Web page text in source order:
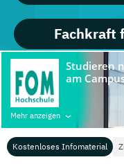
Kostenloses Infomaterial
Mehr anzeigen
Fachkraft
Farb-,
Fit am PC